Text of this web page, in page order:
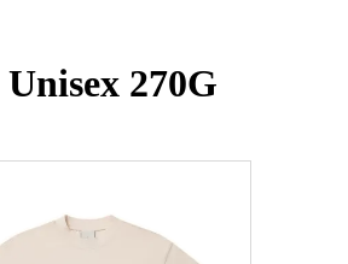
270G